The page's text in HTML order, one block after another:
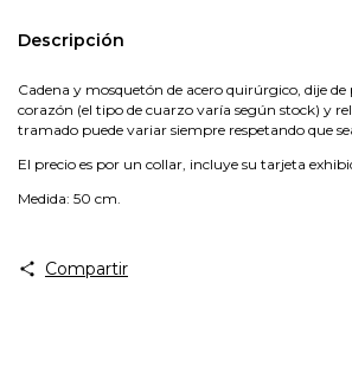
Descripción
Cadena y mosquetón de acero quirúrgico, dije
corazón (el tipo de cuarzo varía según stock) y
tramado puede variar siempre respetando que
El precio es por un collar, incluye su tarjeta
Medida: 50 cm.
Compartir